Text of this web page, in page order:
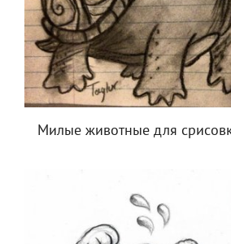
Милые животные для